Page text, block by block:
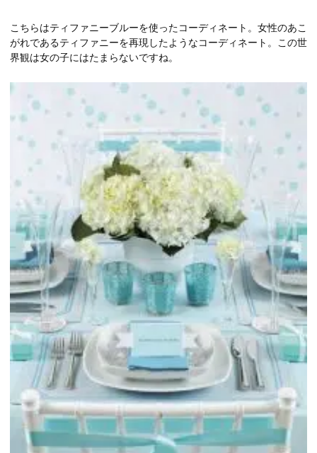
こちらはティファニーブルーを使ったコーディネート。女性のあこ
がれであるティファニーを再現したようなコーディネート。この世
界観は女の子にはたまらないですね。